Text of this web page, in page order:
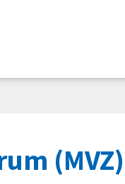
(MVZ)